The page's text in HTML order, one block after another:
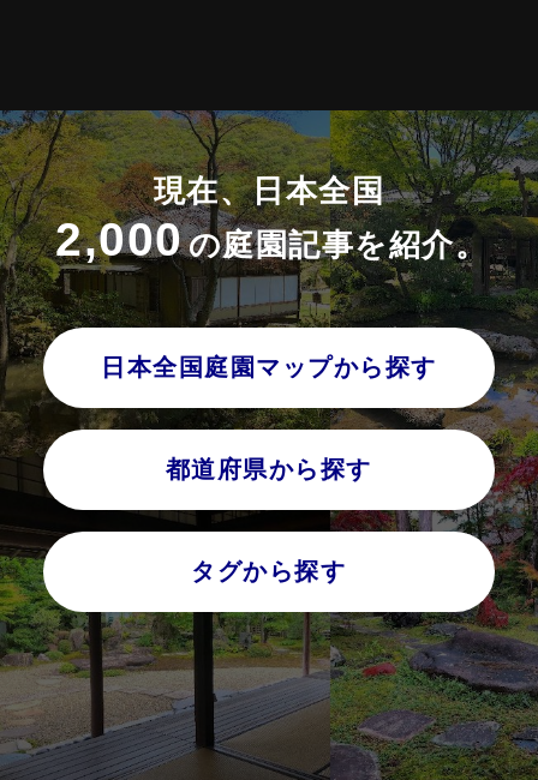
現在、日本全国
2,000の庭園記事を紹介。
日本全国庭園マップから探す
都道府県から探す
タグから探す